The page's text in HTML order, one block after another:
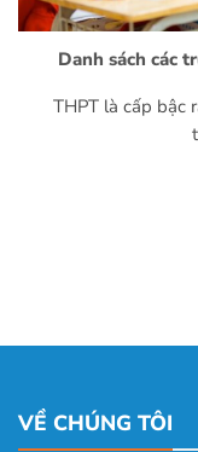
Danh sách các
THPT là cấp bậc
VỀ CHÚNG TÔI